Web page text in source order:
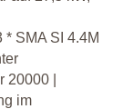
* SMA SI 4.4M
|
im